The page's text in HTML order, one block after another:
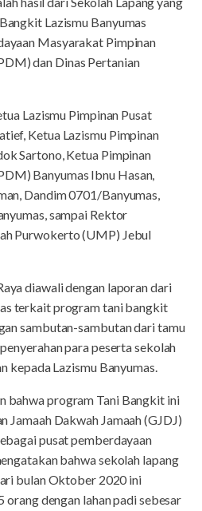
Lazismu Banyumas
Masyarakat Pimpinan
dan Dinas Pertanian
Lazismu Pimpinan Pusat
Ketua Lazismu Pimpinan
Sartono, Ketua Pimpinan
Banyumas Ibnu Hasan,
Dandim 0701/Banyumas,
sampai Rektor
Purwokerto (UMP) Jebul
diawali dengan laporan dari
terkait program tani bangkit
sambutan-sambutan dari tamu
para peserta sekolah
kepada Lazismu Banyumas.
bahwa program Tani Bangkit ini
Jamaah Dakwah Jamaah (GJDJ)
pusat pemberdayaan
bahwa sekolah lapang
bulan Oktober 2020 ini
dengan lahan padi sebesar